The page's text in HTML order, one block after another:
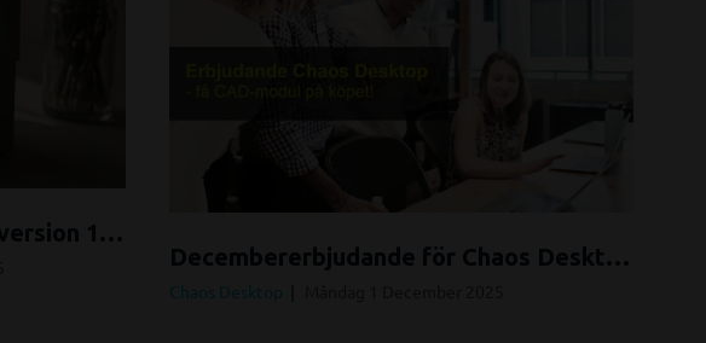
Nu släpper vi Chaos Desktop version 13.1!
Decembererbjudande för Chaos Desktop!
Chaos Desktop